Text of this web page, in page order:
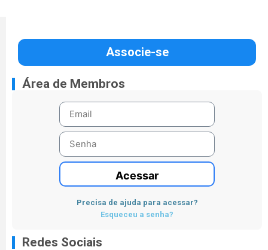
Associe-se
Área de Membros
Acessar
Precisa de ajuda para acessar?
Esqueceu a senha?
Redes Sociais